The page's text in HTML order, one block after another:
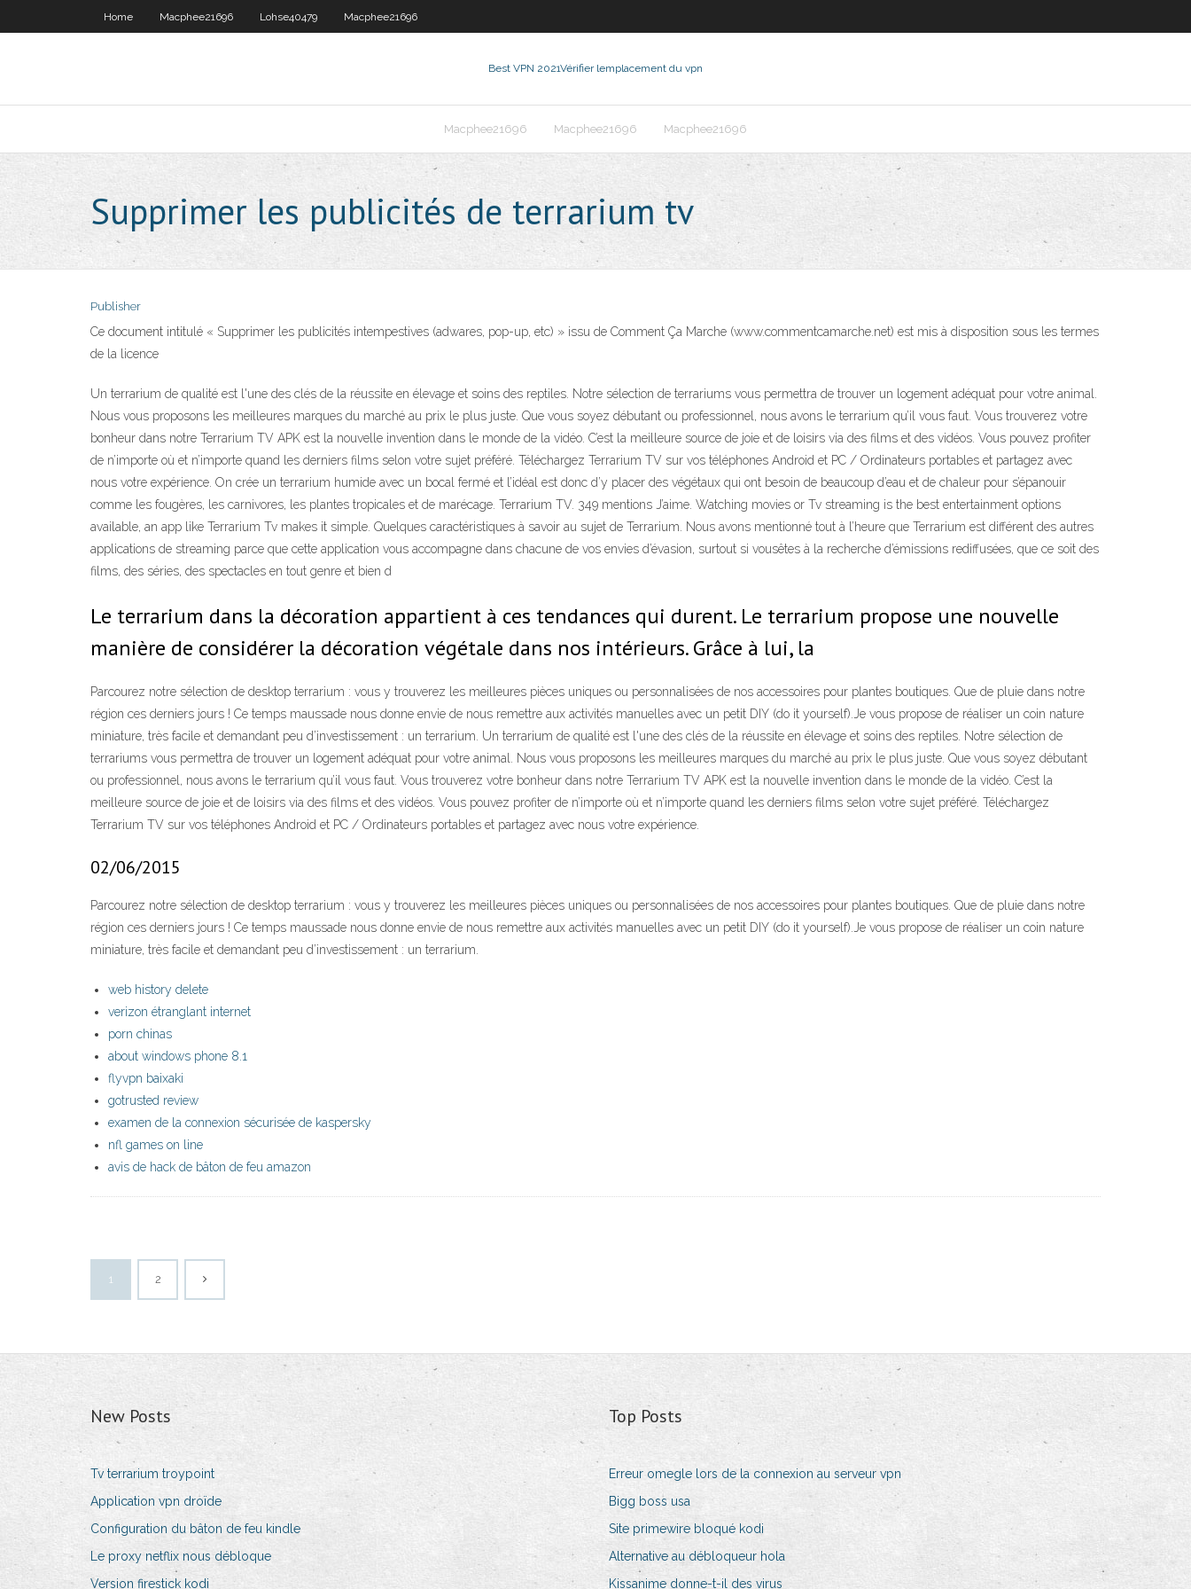
Home Macphee21696 Lohse40479 Macphee21696
Best VPN 2021Vérifier lemplacement du vpn
Macphee21696 Macphee21696 Macphee21696
Supprimer les publicités de terrarium tv
Publisher
Ce document intitulé « Supprimer les publicités intempestives (adwares, pop-up, etc) » issu de Comment Ça Marche (www.commentcamarche.net) est mis à disposition sous les termes
de la licence
Un terrarium de qualité est l'une des clés de la réussite en élevage et soins des reptiles. Notre sélection de terrariums vous permettra de trouver un logement adéquat pour votre animal.
Nous vous proposons les meilleures marques du marché au prix le plus juste. Que vous soyez débutant ou professionnel, nous avons le terrarium qu’il vous faut. Vous trouverez votre
bonheur dans notre Terrarium TV APK est la nouvelle invention dans le monde de la vidéo. C’est la meilleure source de joie et de loisirs via des films et des vidéos. Vous pouvez profiter
de n’importe où et n’importe quand les derniers films selon votre sujet préféré. Téléchargez Terrarium TV sur vos téléphones Android et PC / Ordinateurs portables et partagez avec
nous votre expérience. On crée un terrarium humide avec un bocal fermé et l’idéal est donc d’y placer des végétaux qui ont besoin de beaucoup d’eau et de chaleur pour s’épanouir
comme les fougères, les carnivores, les plantes tropicales et de marécage. Terrarium TV. 349 mentions J’aime. Watching movies or Tv streaming is the best entertainment options
available, an app like Terrarium Tv makes it simple. Quelques caractéristiques à savoir au sujet de Terrarium. Nous avons mentionné tout à l’heure que Terrarium est différent des autres
applications de streaming parce que cette application vous accompagne dans chacune de vos envies d’évasion, surtout si vousêtes à la recherche d’émissions rediffusées, que ce soit des
films, des séries, des spectacles en tout genre et bien d
Le terrarium dans la décoration appartient à ces tendances qui durent. Le terrarium propose une nouvelle
manière de considérer la décoration végétale dans nos intérieurs. Grâce à lui, la
Parcourez notre sélection de desktop terrarium : vous y trouverez les meilleures pièces uniques ou personnalisées de nos accessoires pour plantes boutiques. Que de pluie dans notre
région ces derniers jours ! Ce temps maussade nous donne envie de nous remettre aux activités manuelles avec un petit DIY (do it yourself).Je vous propose de réaliser un coin nature
miniature, très facile et demandant peu d’investissement : un terrarium. Un terrarium de qualité est l'une des clés de la réussite en élevage et soins des reptiles. Notre sélection de
terrariums vous permettra de trouver un logement adéquat pour votre animal. Nous vous proposons les meilleures marques du marché au prix le plus juste. Que vous soyez débutant
ou professionnel, nous avons le terrarium qu’il vous faut. Vous trouverez votre bonheur dans notre Terrarium TV APK est la nouvelle invention dans le monde de la vidéo. C’est la
meilleure source de joie et de loisirs via des films et des vidéos. Vous pouvez profiter de n’importe où et n’importe quand les derniers films selon votre sujet préféré. Téléchargez
Terrarium TV sur vos téléphones Android et PC / Ordinateurs portables et partagez avec nous votre expérience.
02/06/2015
Parcourez notre sélection de desktop terrarium : vous y trouverez les meilleures pièces uniques ou personnalisées de nos accessoires pour plantes boutiques. Que de pluie dans notre
région ces derniers jours ! Ce temps maussade nous donne envie de nous remettre aux activités manuelles avec un petit DIY (do it yourself).Je vous propose de réaliser un coin nature
miniature, très facile et demandant peu d’investissement : un terrarium.
web history delete
verizon étranglant internet
porn chinas
about windows phone 8.1
flyvpn baixaki
gotrusted review
examen de la connexion sécurisée de kaspersky
nfl games on line
avis de hack de bâton de feu amazon
1 2
New Posts
Tv terrarium troypoint
Application vpn droïde
Configuration du bâton de feu kindle
Le proxy netflix nous débloque
Version firestick kodi
Top Posts
Erreur omegle lors de la connexion au serveur vpn
Bigg boss usa
Site primewire bloqué kodi
Alternative au débloqueur hola
Kissanime donne-t-il des virus